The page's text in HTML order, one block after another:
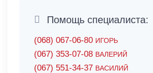
Помощь специалиста:
(068) 067-06-80 ИГОРЬ
(067) 353-07-08 ВАЛЕРИЙ
(067) 551-34-37 ВАСИЛИЙ